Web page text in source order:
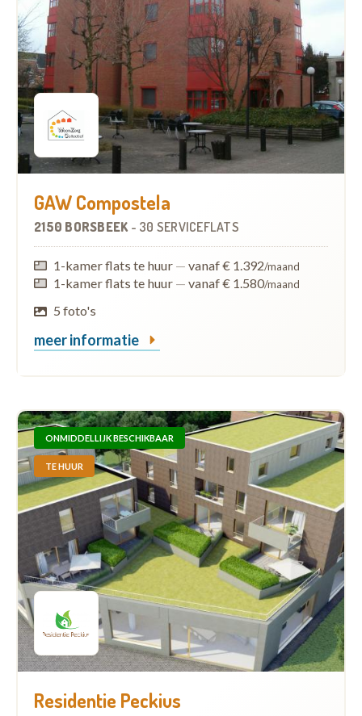
GAW Compostela
2150 BORSBEEK - 30 SERVICEFLATS
1-kamer flats te huur — vanaf € 1.392/maand
1-kamer flats te huur — vanaf € 1.580/maand
5 foto's
meer informatie
ONMIDDELLIJK BESCHIKBAAR
TE HUUR
Residentie Peckius